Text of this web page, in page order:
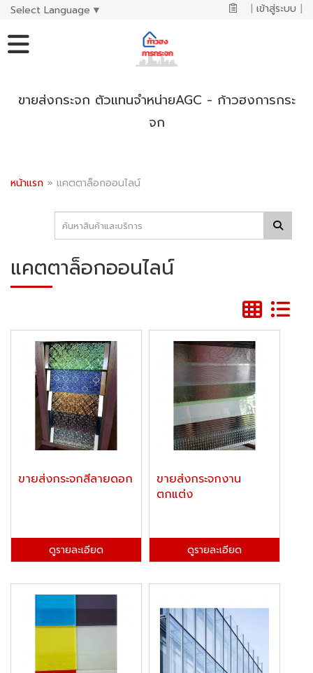
Select Language ▼ | เข้าสู่ระบบ |
ขายส่งกระจก ตัวแทนจำหน่ายAGC - ก้าวฮงการกระ
จก
หน้าแรก » แคตตาล็อกออนไลน์
แคตตาล็อกออนไลน์
ขายส่งกระจกสีลายดอก
ดูรายละเอียด
​​​​​​​ขายส่งกระจกงาน
ตกแต่ง
ดูรายละเอียด